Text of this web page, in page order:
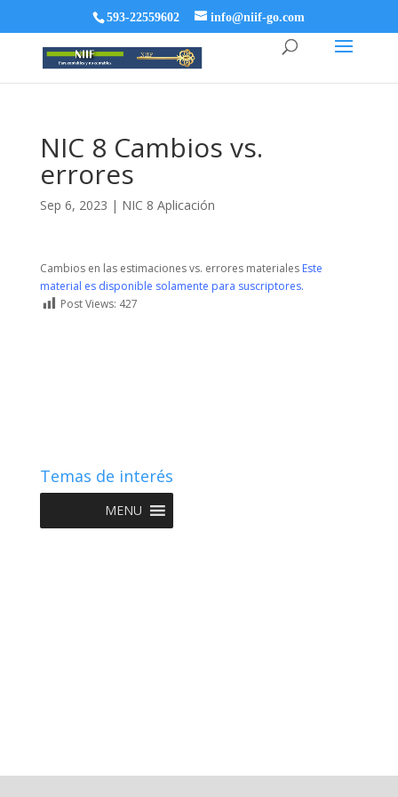
593-22559602 info@niif-go.com
NIC 8 Cambios vs.
errores
Sep 6, 2023 | NIC 8 Aplicación
Cambios en las estimaciones vs. errores materiales Este
material es disponible solamente para suscriptores.
Post Views: 427
Temas de interés
MENU